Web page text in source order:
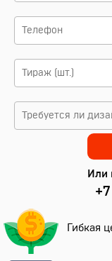
Или
Гибкая